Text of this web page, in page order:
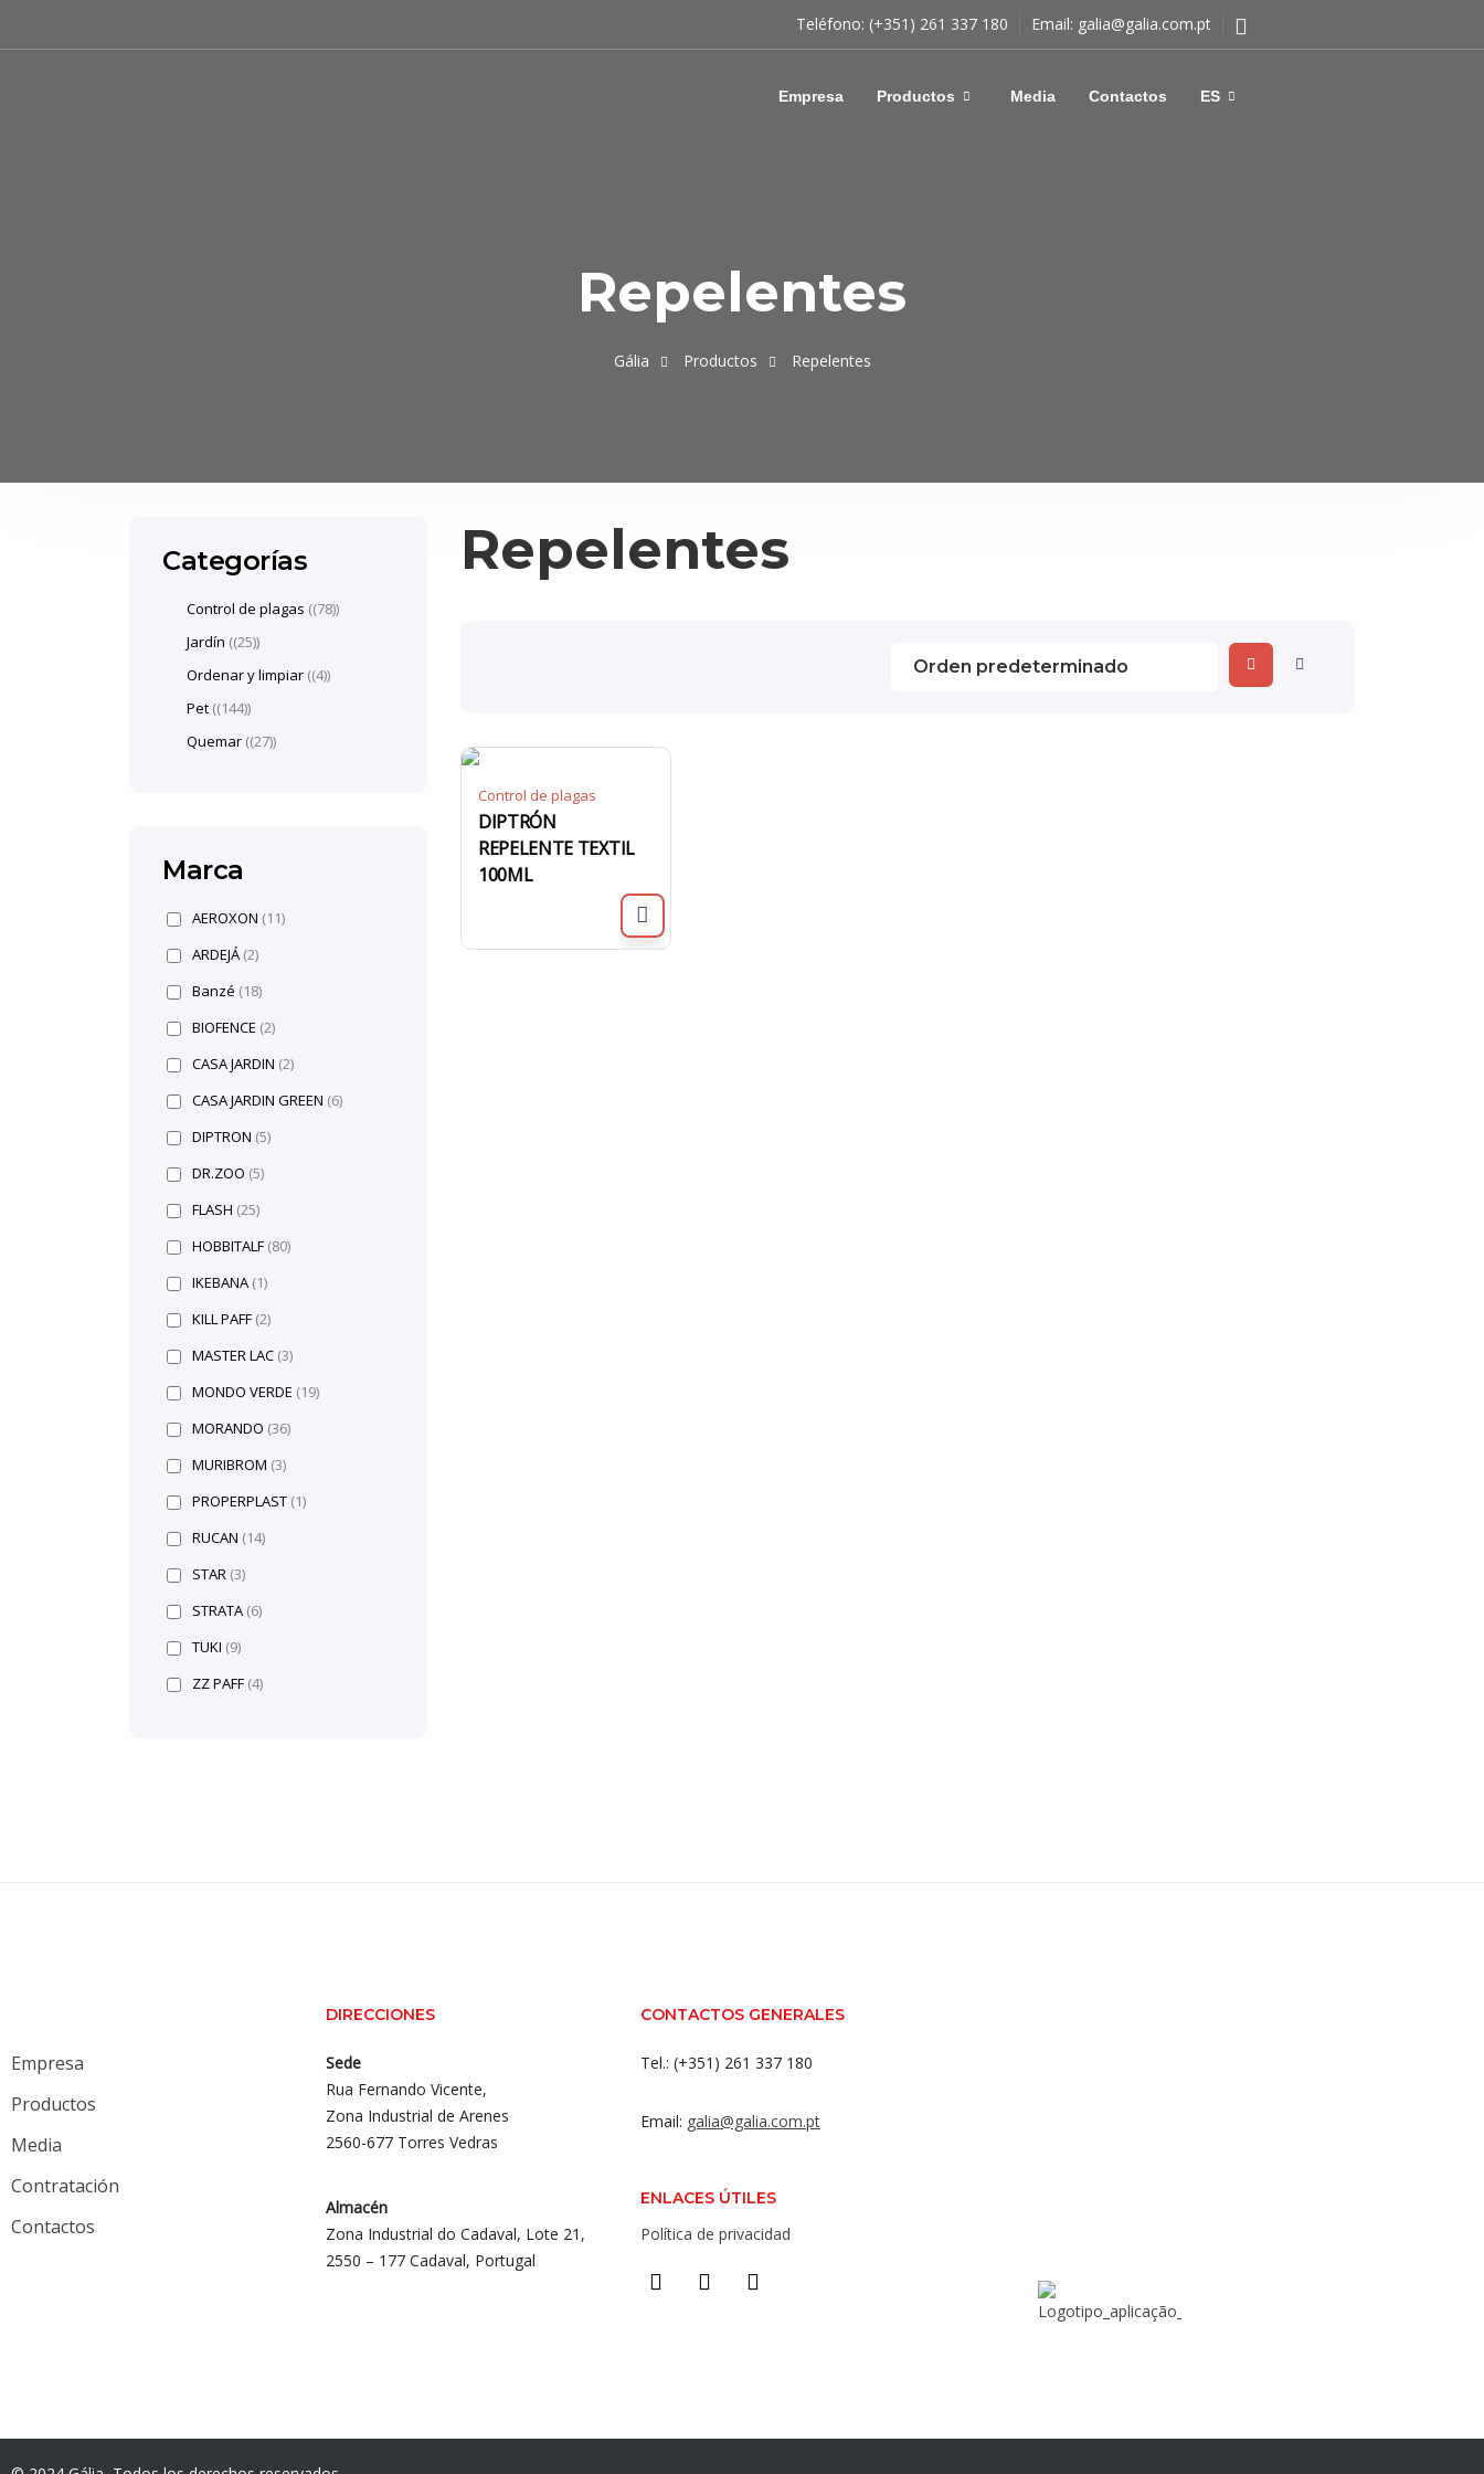
Teléfono: (+351) 261 337 180 Email: galia@galia.com.pt
Empresa Productos Media Contactos ES
Repelentes
Gália Productos Repelentes
Repelentes
Control de plagas
DIPTRÓN
REPELENTE TEXTIL
100ML
Categorías
Control de plagas (78)
Jardín (25)
Ordenar y limpiar (4)
Pet (144)
Quemar (27)
Marca
AEROXON (11)
ARDEJÁ (2)
Banzé (18)
BIOFENCE (2)
CASA JARDIN (2)
CASA JARDIN GREEN (6)
DIPTRON (5)
DR.ZOO (5)
FLASH (25)
HOBBITALF (80)
IKEBANA (1)
KILL PAFF (2)
MASTER LAC (3)
MONDO VERDE (19)
MORANDO (36)
MURIBROM (3)
PROPERPLAST (1)
RUCAN (14)
STAR (3)
STRATA (6)
TUKI (9)
ZZ PAFF (4)
Empresa
Productos
Media
Contratación
Contactos
DIRECCIONES
Sede
Rua Fernando Vicente,
Zona Industrial de Arenes
2560-677 Torres Vedras
Almacén
Zona Industrial do Cadaval, Lote 21,
2550 – 177 Cadaval, Portugal
CONTACTOS GENERALES
Tel.: (+351) 261 337 180
Email: galia@galia.com.pt
ENLACES ÚTILES
Política de privacidad